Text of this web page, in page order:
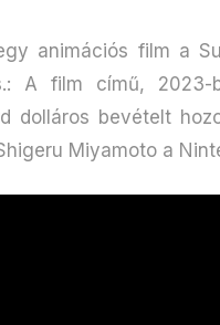
animációs film a
A film című, 2023-
dolláros bevételt
Miyamoto a